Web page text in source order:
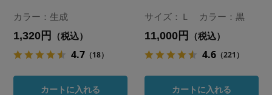
カラー：生成
1,320円 （税込）
4.7 （18）
カートに入れる
サイズ：Ｌ カラー：黒
11,000円 （税込）
4.6 （221）
カートに入れる